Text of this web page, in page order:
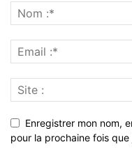
Enregistrer mon nom,
pour la prochaine fois